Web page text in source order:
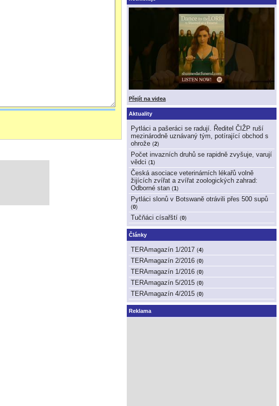
Přejít na videa
Aktuality
Pytláci a pašeráci se radují. Ředitel ČIŽP ruší
mezinárodně uznávaný tým, potírající obchod s
ohrože (2)
Počet invazních druhů se rapidně zvyšuje, varují
vědci (1)
Česká asociace veterinárních lékařů volně
žijících zvířat a zvířat zoologických zahrad:
Odborné stan (1)
Pytláci slonů v Botswaně otrávili přes 500 supů
(0)
Tučňáci císařští (0)
Články
TERAmagazín 1/2017 (4)
TERAmagazín 2/2016 (0)
TERAmagazín 1/2016 (0)
TERAmagazín 5/2015 (0)
TERAmagazín 4/2015 (0)
Reklama